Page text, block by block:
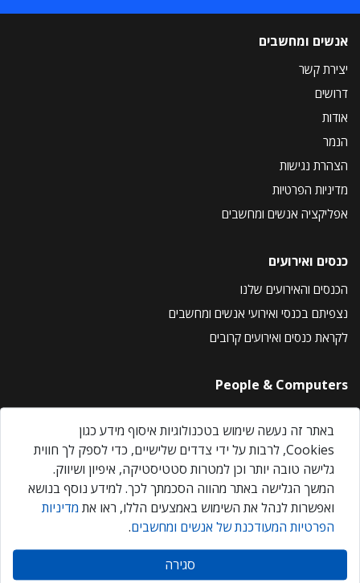
אנשים ומחשבים
יצירת קשר
דרושים
אודות
הנמר
הצהרת נגישות
מדיניות הפרטיות
אפליקציה אנשים ומחשבים
כנסים ואירועים
הכנסים והאירועים שלנו
נצפיתם בכנסי ואירועי אנשים ומחשבים
לקראת כנסים ואירועים קרובים
People & Computers
About Us
Privacy Policy
Contact Us
Our Events
אנשים ומחשבים © 2026 – כל הזכויות שמורות
באתר זה נעשה שימוש בטכנולוגיות איסוף מידע כגון
Cookies, לרבות על ידי צדדים שלישיים, כדי לספק לך חווית
גלישה טובה יותר וכן למטרות סטטיסטיקה, איפיון ושיווק.
המשך הגלישה באתר מהווה הסכמתך לכך. למידע נוסף בנושא
ואפשרות לנהל את השימוש באמצעים הללו, ראו את מדיניות
הפרטיות המעודכנת של אנשים ומחשבים.
סגירה